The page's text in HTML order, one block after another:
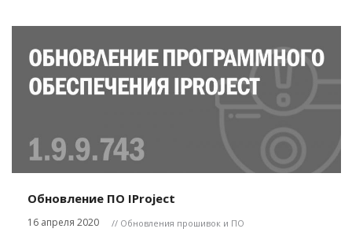
Обновление ПО IProject
16 апреля 2020 // Обновления прошивок и ПО